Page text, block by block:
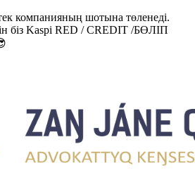
компанияның шотына төленеді.
біз Kaspi RED / CREDIT /БӨЛІП